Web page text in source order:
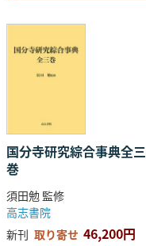
国分寺研究綜合事典全三
巻
須田勉 監修
高志書院
新刊 取り寄せ 46,200円